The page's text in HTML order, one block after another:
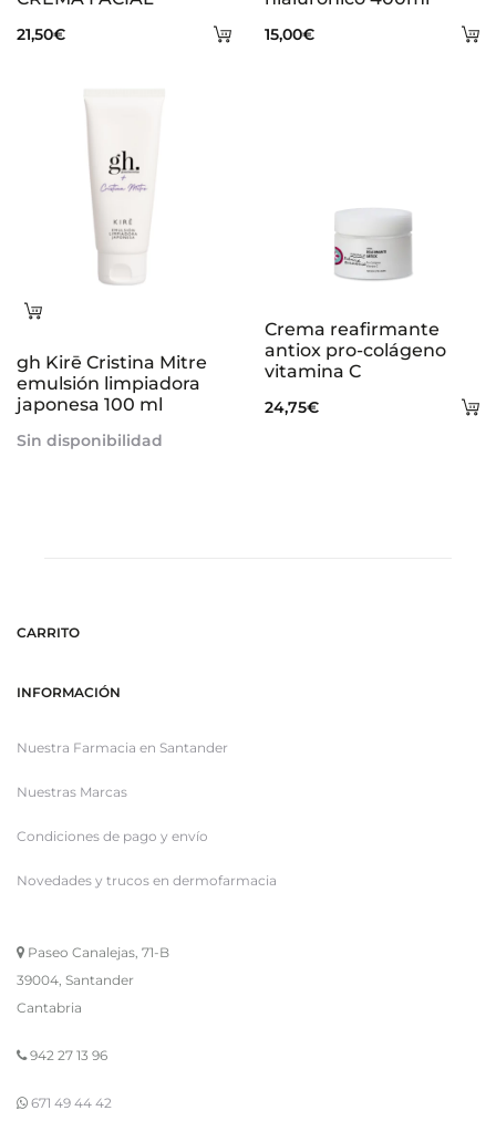
Añadir
21,50€ 15,00€
Leer
gh Kirē Cristina Mitre
emulsión limpiadora
japonesa 100 ml
Sin disponibilidad
Crema reafirmante
antiox pro-colágeno
vitamina C
24,75€
CARRITO
INFORMACIÓN
Nuestra Farmacia en Santander
Nuestras Marcas
Condiciones de pago y envío
Novedades y trucos en dermofarmacia
Paseo Canalejas, 71-B
39004, Santander
Cantabria
942 27 13 96
671 49 44 42